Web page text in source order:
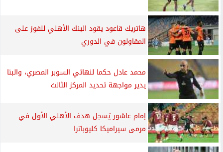
هاتريك قاعود يقود البنك الأهلي للفوز على
المقاولون في الدوري
محمد عادل حكما لنهائي السوبر المصري، والبنا
يدير مواجهة تحديد المركز الثالث
إمام عاشور يُسجل هدف الأهلي الأول في
مرمى سيراميكا كليوباترا